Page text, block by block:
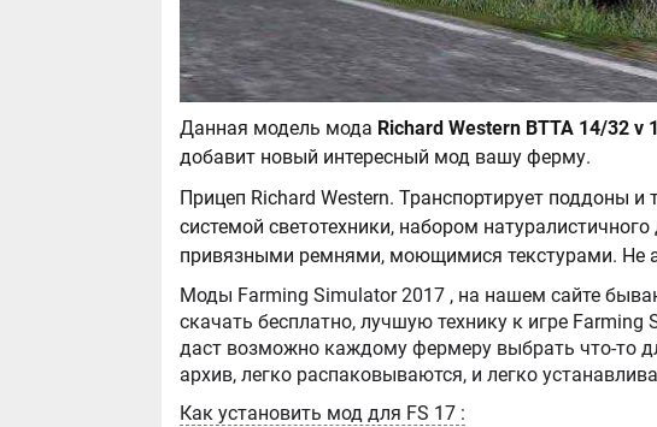
Данная модель мода
добавит новый интересный мод вашу ферму.
Прицеп Richard Western. Транспортирует поддоны
системой светотехники, набором
привязными ремнями, моющимися текстурами. Не
Моды Farming Simulator 2017 , на нашем сайте бывают самые разнообразные, можно
скачать бесплатно, лучшую технику к игре Farming Simulator 2017 .
даст возможно каждому фермеру выбрать что-то
Как установить мод для FS 17 :